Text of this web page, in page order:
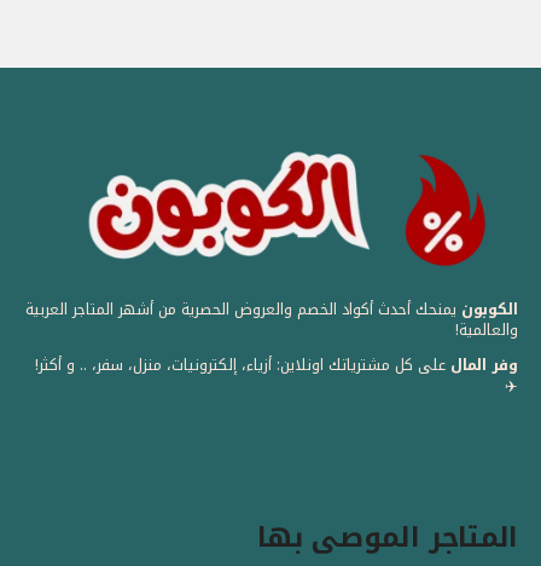
الكوبون يمنحك أحدث أكواد الخصم والعروض الحصرية من أشهر المتاجر العربية
والعالمية! ️
وفر المال على كل مشترياتك اونلاين: أزياء، إلكترونيات، منزل، سفر، .. و أكثر!
✈️
المتاجر الموصى بها